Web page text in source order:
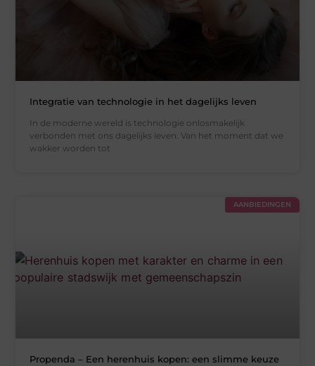
Integratie van technologie in het dagelijks leven
In de moderne wereld is technologie onlosmakelijk
verbonden met ons dagelijks leven. Van het moment dat we
wakker worden tot
AANBIEDINGEN
Propenda – Een herenhuis kopen: een slimme keuze